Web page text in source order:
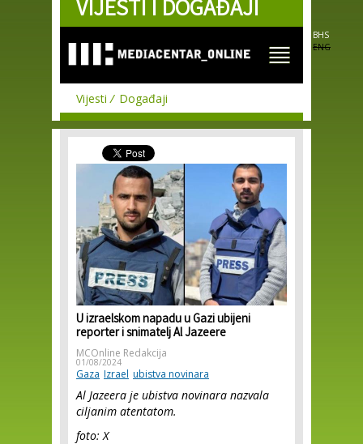
Skip to
main
VIJESTI I DOGAĐAJI
BHS
ENG
Vijesti Događaji
U izraelskom napadu u Gazi ubijeni
reporter i snimatelj Al Jazeere
MCOnline Redakcija
01/08/2024
Gaza Izrael ubistva novinara
Al Jazeera je ubistva novinara nazvala
ciljanim atentatom.
foto: X